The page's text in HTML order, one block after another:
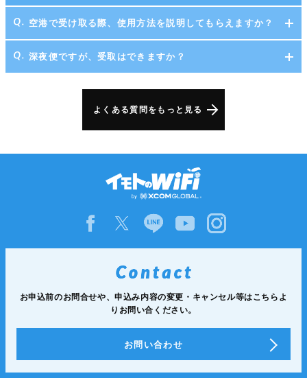
空港で受け取る際、使用方法を説明してもらえますか？
深夜便ですが、受取はできますか？
よくある質問をもっと見る
お申込前のお問合せや、申込み内容の変更・キャンセル等はこちらよ
りお問い合ください。
お問い合わせ